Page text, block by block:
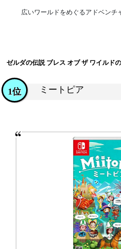
広いワールドをめぐるアドベンチ
ゼルダの伝説 ブレス オブ ザ ワイルド
ミートピア
1位